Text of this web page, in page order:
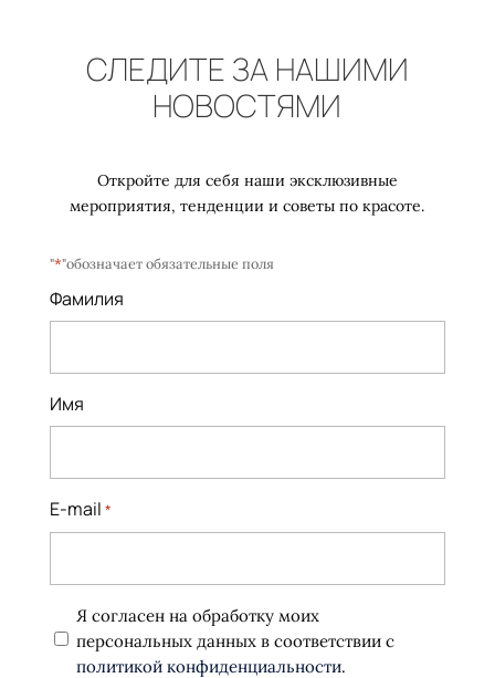
СЛЕДИТЕ ЗА НАШИМИ
НОВОСТЯМИ
Откройте для себя наши эксклюзивные
мероприятия, тенденции и советы по красоте.
"*"обозначает обязательные поля
Фамилия
Имя
E-mail *
Политика
конфиденциальности
Я согласен на обработку моих
персональных данных в соответствии с
политикой конфиденциальности.